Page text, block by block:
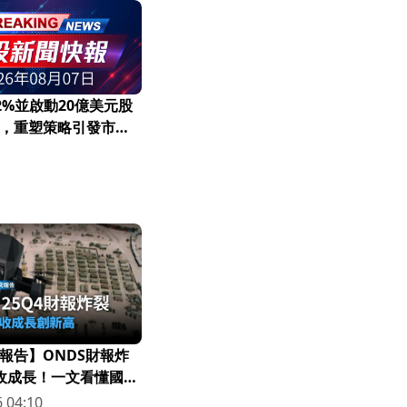
並啟動20億美元股
重塑策略引發市場
告】ONDS財報炸
成長！一文看懂國防
04:10